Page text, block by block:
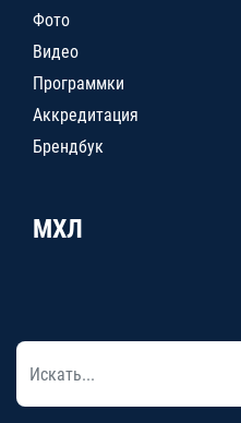
Фото
Видео
Программки
Аккредитация
Брендбук
МХЛ